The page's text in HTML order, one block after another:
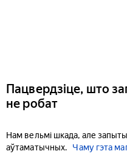
Пацвердзіце, што
не робат
Нам вельмі шкада, але
аўтаматычных.
Чаму гэта